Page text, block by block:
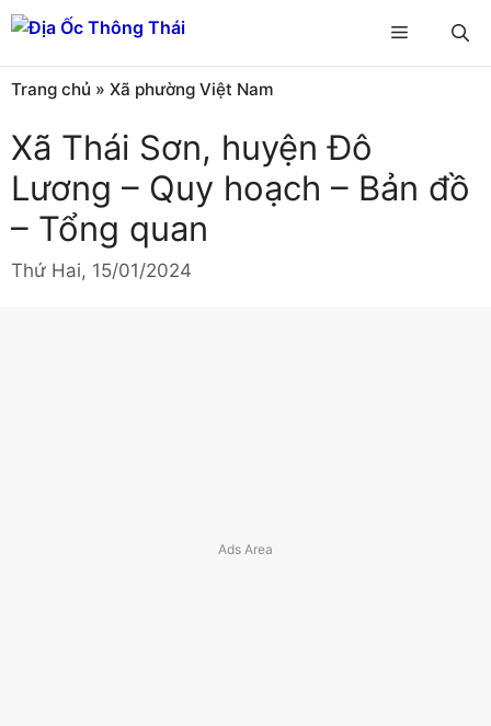
Chuyển
đến
nội
dung
Menu
Trang chủ » Xã phường Việt Nam
Xã Thái Sơn, huyện Đô
Lương – Quy hoạch – Bản đồ
– Tổng quan
Thứ Hai, 15/01/2024